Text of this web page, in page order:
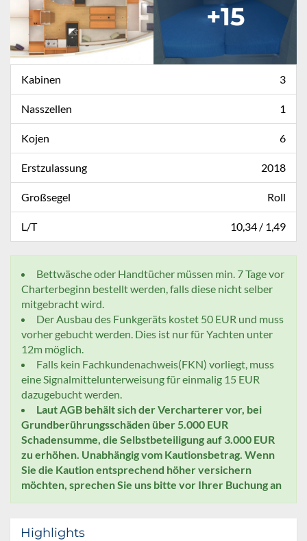
+15
Kabinen 3
Nasszellen 1
Kojen 6
Erstzulassung 2018
Großsegel Roll
L/T 10,34 / 1,49
Bettwäsche oder Handtücher müssen min. 7 Tage vor
Charterbeginn bestellt werden, falls diese nicht selber
mitgebracht wird.
Der Ausbau des Funkgeräts kostet 50 EUR und muss
vorher gebucht werden. Dies ist nur für Yachten unter
12m möglich.
Falls kein Fachkundenachweis(FKN) vorliegt, muss
eine Signalmittelunterweisung für einmalig 15 EUR
dazugebucht werden.
Laut AGB behält sich der Vercharterer vor, bei
Grundberührungsschäden über 5.000 EUR
Schadensumme, die Selbstbeteiligung auf 3.000 EUR
zu erhöhen. Unabhängig vom Kautionsbetrag. Wenn
Sie die Kaution entsprechend höher versichern
möchten, sprechen Sie uns bitte vor Ihrer Buchung an
Highlights